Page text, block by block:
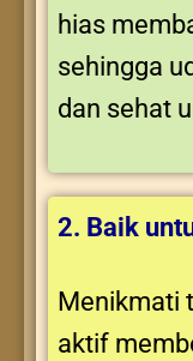
hias
sehingga
dan sehat
2. Baik
Menikmati
aktif